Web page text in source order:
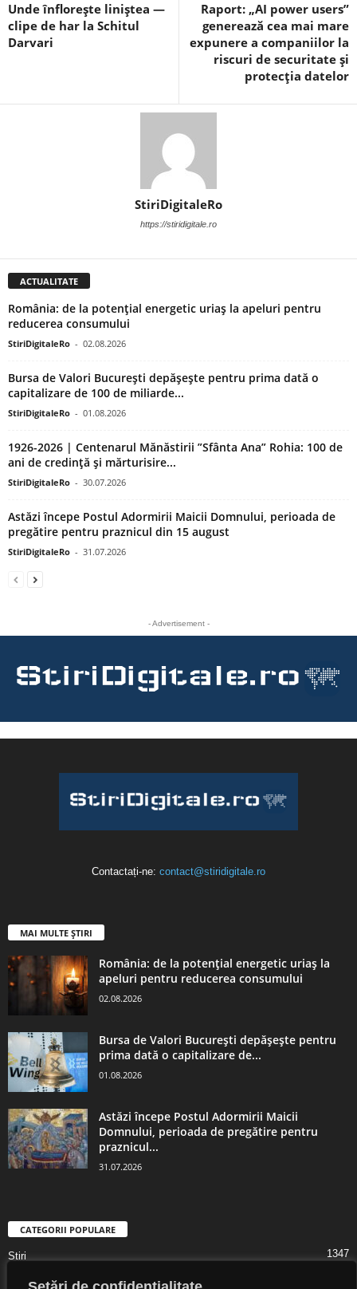
Unde înflorește liniștea —
clipe de har la Schitul
Darvari
Raport: „AI power users”
generează cea mai mare
expunere a companiilor la
riscuri de securitate și
protecția datelor
StiriDigitaleRo
https://stiridigitale.ro
ACTUALITATE
România: de la potențial energetic uriaș la apeluri pentru
reducerea consumului
StiriDigitaleRo - 02.08.2026
Bursa de Valori București depășește pentru prima dată o
capitalizare de 100 de miliarde...
StiriDigitaleRo - 01.08.2026
1926-2026 | Centenarul Mănăstirii ”Sfânta Ana” Rohia: 100 de
ani de credință și mărturisire...
StiriDigitaleRo - 30.07.2026
Astăzi începe Postul Adormirii Maicii Domnului, perioada de
pregătire pentru praznicul din 15 august
StiriDigitaleRo - 31.07.2026
- Advertisement -
Contactați-ne: contact@stiridigitale.ro
MAI MULTE ȘTIRI
România: de la potențial energetic uriaș la
apeluri pentru reducerea consumului
02.08.2026
Bursa de Valori București depășește pentru
prima dată o capitalizare de...
01.08.2026
Astăzi începe Postul Adormirii Maicii
Domnului, perioada de pregătire pentru
praznicul...
31.07.2026
CATEGORII POPULARE
Știri 1347
Digital Lifestyle